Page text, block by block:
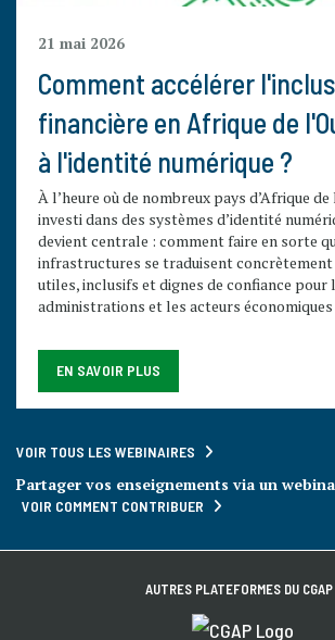
21 mai 2026
Comment accélérer
financière en Afrique de
à l'identité numérique ?
À l’heure où de nombreux pays d’Afrique
investi dans des systèmes d’identité
devient centrale : comment faire en sorte
infrastructures se traduisent concrètement
utiles, inclusifs et dignes de confiance pour
administrations et les acteurs économiques
EN SAVOIR PLUS
VOIR TOUS LES WEBINAIRES
Partager vos enseignements via un
VOIR COMMENT CONTRIBUER
AUTRES PLATEFORMES DU